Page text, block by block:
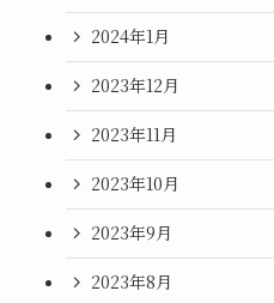
2024年1月
2023年12月
2023年11月
2023年10月
2023年9月
2023年8月